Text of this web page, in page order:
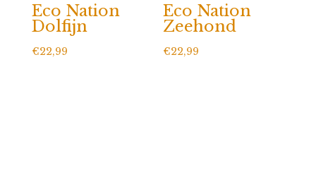
Eco Nation
Dolfijn
€22,99
Eco Nation
Zeehond
€22,99